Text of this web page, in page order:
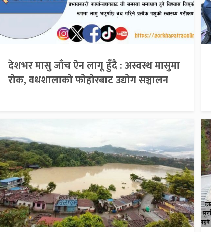
देशभर मासु जाँच ऐन लागू हुँदै : अस्वस्थ मासुमा
रोक, वधशालाको फोहोरबाट उद्योग सञ्चालन